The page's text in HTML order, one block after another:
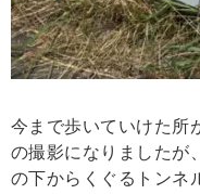
今まで歩いていけた所
の撮影になりましたが
の下からくぐるトンネ